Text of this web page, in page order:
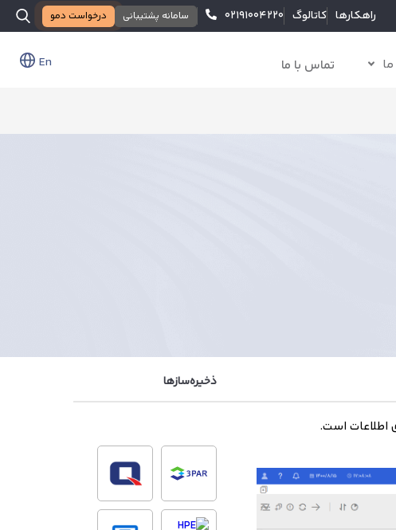
راهکارها کاتالوگ ۰۲۱۹۱۰۰۴۲۲۰ سامانه پشتیبانی درخواست دمو
En تماس با ما
اطلاعات است.
ذخیره‌سازها